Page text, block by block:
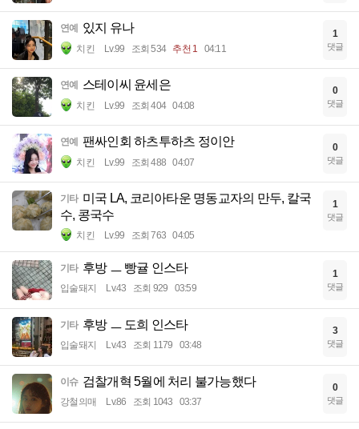
연예 있지 유나
치킨 Lv.99 조회 534 추천 1 04:11
1
댓글
연예 스테이씨 윤세은
치킨 Lv.99 조회 404 04:08
0
댓글
연예 팬싸인회 하츠투하츠 정이안
치킨 Lv.99 조회 488 04:07
0
댓글
기타 미국 LA, 코리아타운 명동교자의 만두, 칼국
수, 콩국수
치킨 Lv.99 조회 763 04:05
1
댓글
기타 후방 ㅡ 빵귤 인스타
입술돼지 Lv.43 조회 929 03:59
1
댓글
기타 후방 ㅡ 도희 인스타
입술돼지 Lv.43 조회 1179 03:48
3
댓글
이슈 검찰개혁 5월에 처리 불가능했다
강철의매 Lv.86 조회 1043 03:37
0
댓글